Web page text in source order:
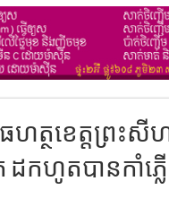
ធហត្ថខេត្តព្រះ
កហូតបានកាំភ្